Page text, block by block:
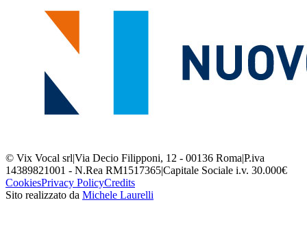
© Vix Vocal srl|Via Decio Filipponi, 12 - 00136 Roma|P.iva
14389821001 - N.Rea RM1517365|Capitale Sociale i.v. 30.000€
CookiesPrivacy PolicyCredits
Sito realizzato da Michele Laurelli